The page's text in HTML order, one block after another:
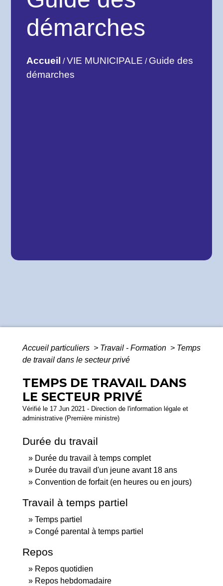
démarches
Accueil /VIE MUNICIPALE / Guide des
démarches
Accueil particuliers > Travail - Formation > Temps
de travail dans le secteur privé
TEMPS DE TRAVAIL DANS
LE SECTEUR PRIVÉ
Vérifié le 17 Jun 2021 - Direction de l'information légale et
administrative (Première ministre)
Durée du travail
Durée du travail à temps complet
Durée du travail d'un jeune avant 18 ans
Convention de forfait (en heures ou en jours)
Travail à temps partiel
Temps partiel
Congé parental à temps partiel
Repos
Repos quotidien
Repos hebdomadaire